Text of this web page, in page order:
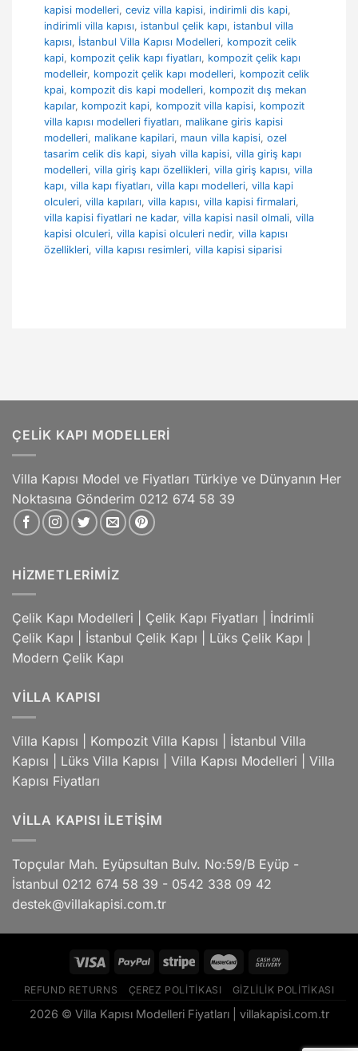
kapisi modelleri, ceviz villa kapisi, indirimli dis kapi,
indirimli villa kapısı, istanbul çelik kapı, istanbul villa
kapısı, İstanbul Villa Kapısı Modelleri, kompozit celik
kapi, kompozit çelik kapı fiyatları, kompozit çelik kapı
modelleir, kompozit çelik kapı modelleri, kompozit celik
kpai, kompozit dis kapi modelleri, kompozit dış mekan
kapılar, kompozit kapi, kompozit villa kapisi, kompozit
villa kapısı modelleri fiyatları, malikane giris kapisi
modelleri, malikane kapilari, maun villa kapisi, ozel
tasarim celik dis kapi, siyah villa kapisi, villa giriş kapı
modelleri, villa giriş kapı özellikleri, villa giriş kapısı, villa
kapı, villa kapı fiyatları, villa kapı modelleri, villa kapi
olculeri, villa kapıları, villa kapısı, villa kapisi firmalari,
villa kapisi fiyatlari ne kadar, villa kapisi nasil olmali, villa
kapisi olculeri, villa kapisi olculeri nedir, villa kapısı
özellikleri, villa kapısı resimleri, villa kapisi siparisi
ÇELIK KAPI MODELLERI
Villa Kapısı Model ve Fiyatları Türkiye ve Dünyanın Her
Noktasına Gönderim 0212 674 58 39
HIZMETLERIMIZ
Çelik Kapı Modelleri Çelik Kapı Fiyatları
İndrimli
Çelik Kapı
İstanbul Çelik Kapı Lüks Çelik Kapı
Modern Çelik Kapı
VILLA KAPISI
Villa Kapısı Kompozit Villa Kapısı
İstanbul Villa
Kapısı
Lüks Villa Kapısı Villa Kapısı Modelleri
Villa
Kapısı Fiyatları
VILLA KAPISI İLETIŞIM
Topçular Mah. Eyüpsultan Bulv. No:59/B Eyüp -
İstanbul 0212 674 58 39 - 0542 338 09 42
destek@villakapisi.com.tr
REFUND RETURNS ÇEREZ POLITIKASI GIZLILIK POLITIKASI
2026 © Villa Kapısı Modelleri Fiyatları | villakapisi.com.tr